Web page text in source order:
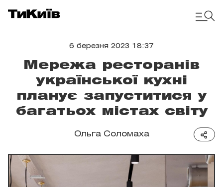
6 березня 2023 18:37
Мережа ресторанів
української кухні
планує запуститися у
багатьох містах світу
Ольга Соломаха